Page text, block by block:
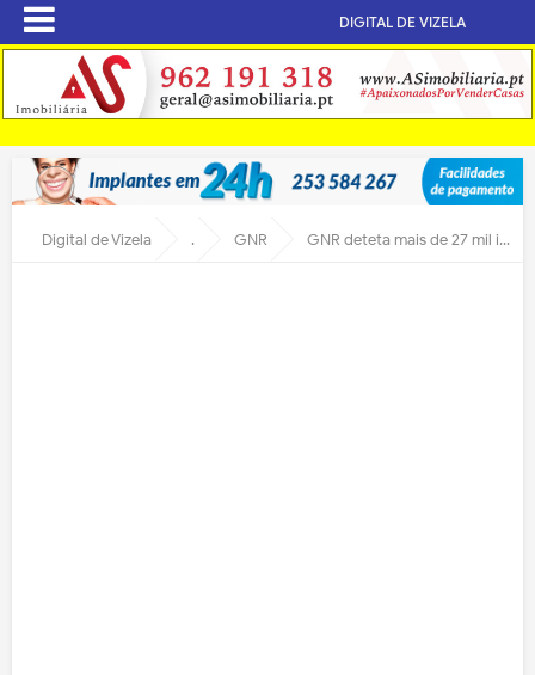
DIGITAL DE VIZELA
Digital de Vizela . GNR GNR deteta mais de 27 mil infrações no Ambiente